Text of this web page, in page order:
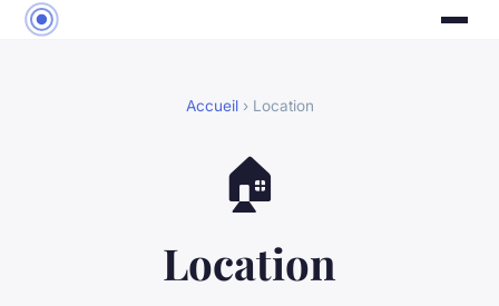
Accueil› Location
🏠
Location